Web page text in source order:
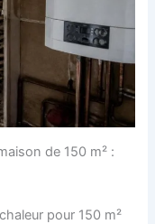
de 150 m² :
pour 150 m²